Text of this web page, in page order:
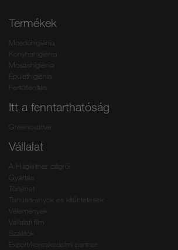
Termékek
Mosdóhigiénia
Konyhahigiénia
Mosáshigiénia
Épülethigiénia
Fertőtlenítés
Itt a fenntarthatóság
Greenovative
Vállalat
A Hagleitner cégről
Gyártás
Történet
Tanúsítványok és kitűntetések
Vélemények
Vállalati film
Szállítók
Export/kereskedelmi partner